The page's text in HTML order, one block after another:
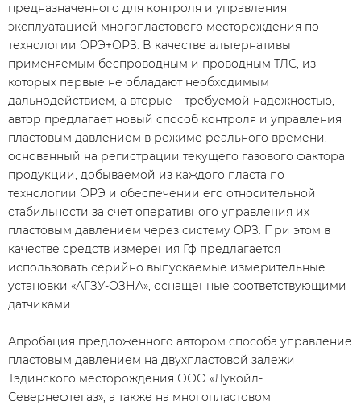
предназначенного для контроля и управления
эксплуатацией многопластового месторождения по
технологии ОРЭ+ОРЗ. В качестве альтернативы
применяемым беспроводным и проводным ТЛС, из
которых первые не обладают необходимым
дальнодействием, а вторые – требуемой надежностью,
автор предлагает новый способ контроля и управления
пластовым давлением в режиме реального времени,
основанный на регистрации текущего газового фактора
продукции, добываемой из каждого пласта по
технологии ОРЭ и обеспечении его относительной
стабильности за счет оперативного управления их
пластовым давлением через систему ОРЗ. При этом в
качестве средств измерения Гф предлагается
использовать серийно выпускаемые измерительные
установки «АГЗУ-ОЗНА», оснащенные соответствующими
датчиками.
Апробация предложенного автором способа управление
пластовым давлением на двухпластовой залежи
Тэдинского месторождения ООО «Лукойл-
Севернефтегаз», а также на многопластовом